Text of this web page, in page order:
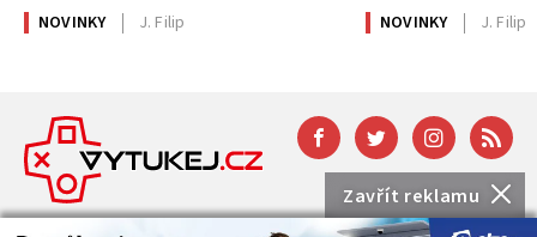
Zavřít reklamu
NOVINKY J. Filip NOVINKY J. Filip